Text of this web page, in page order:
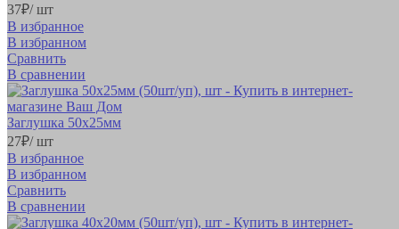
37₽/ шт
В избранное
В избранном
Сравнить
В сравнении
Заглушка 50х25мм
27₽/ шт
В избранное
В избранном
Сравнить
В сравнении